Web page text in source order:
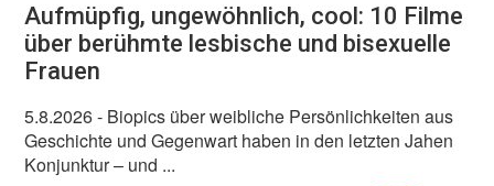
Aufmüpfig, ungewöhnlich, cool: 10 Filme
über berühmte lesbische und bisexuelle
Frauen
5.8.2026- Biopics über weibliche Persönlichkeiten aus
Geschichte und Gegenwart haben in den letzten Jahen
Konjunktur – und ...